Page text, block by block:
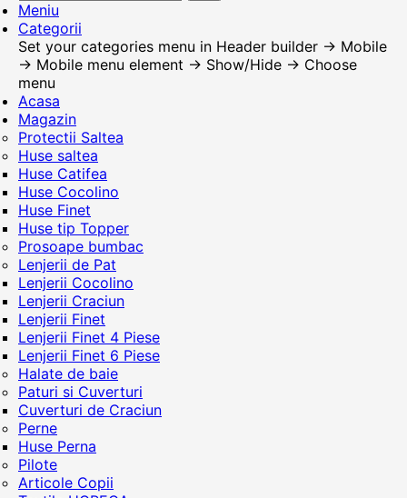
Meniu
Categorii
Set your categories menu in Header builder -> Mobile
-> Mobile menu element -> Show/Hide -> Choose
menu
Acasa
Magazin
Protectii Saltea
Huse saltea
Huse Catifea
Huse Cocolino
Huse Finet
Huse tip Topper
Prosoape bumbac
Lenjerii de Pat
Lenjerii Cocolino
Lenjerii Craciun
Lenjerii Finet
Lenjerii Finet 4 Piese
Lenjerii Finet 6 Piese
Halate de baie
Paturi si Cuverturi
Cuverturi de Craciun
Perne
Huse Perna
Pilote
Articole Copii